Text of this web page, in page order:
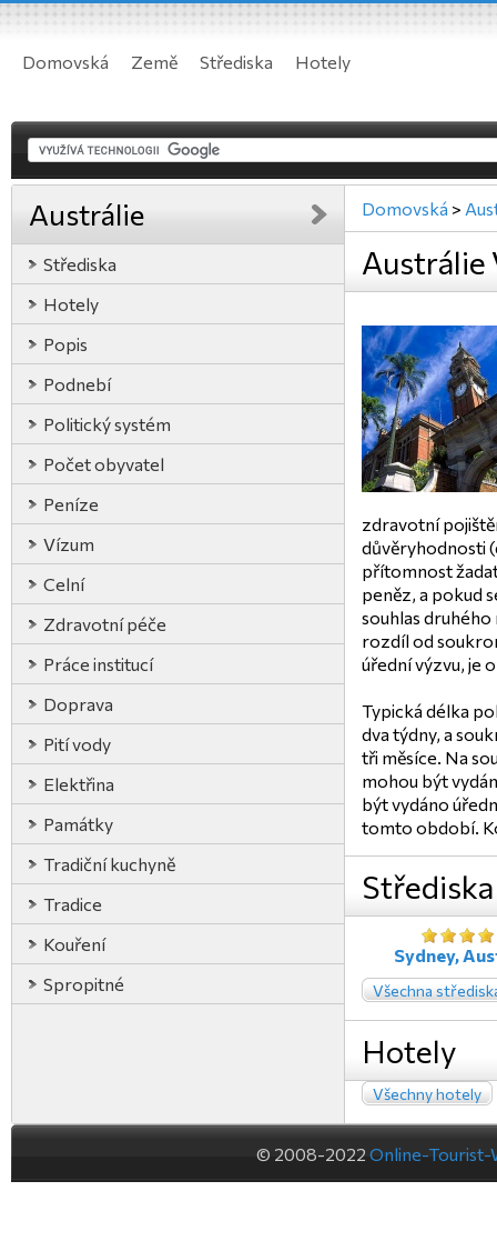
Domovská Země Střediska Hotely
Austrálie
Střediska
Hotely
Popis
Podnebí
Politický systém
Počet obyvatel
Peníze
Vízum
Celní
Zdravotní péče
Práce institucí
Doprava
Pití vody
Elektřina
Památky
Tradiční kuchyně
Tradice
Kouření
Spropitné
Domovská >
Austrálie
zdravotní
důvěryhodnosti
přítomnost
peněz, a pokud
souhlas
rozdíl od
úřední výzvu, je
Typická délka
dva týdny, a
tři měsíce. Na
mohou být
být vydáno
tomto období.
Střediska
Sydney,
Všechna
Hotely
Všechny hotely
© 2008-2022 Online-